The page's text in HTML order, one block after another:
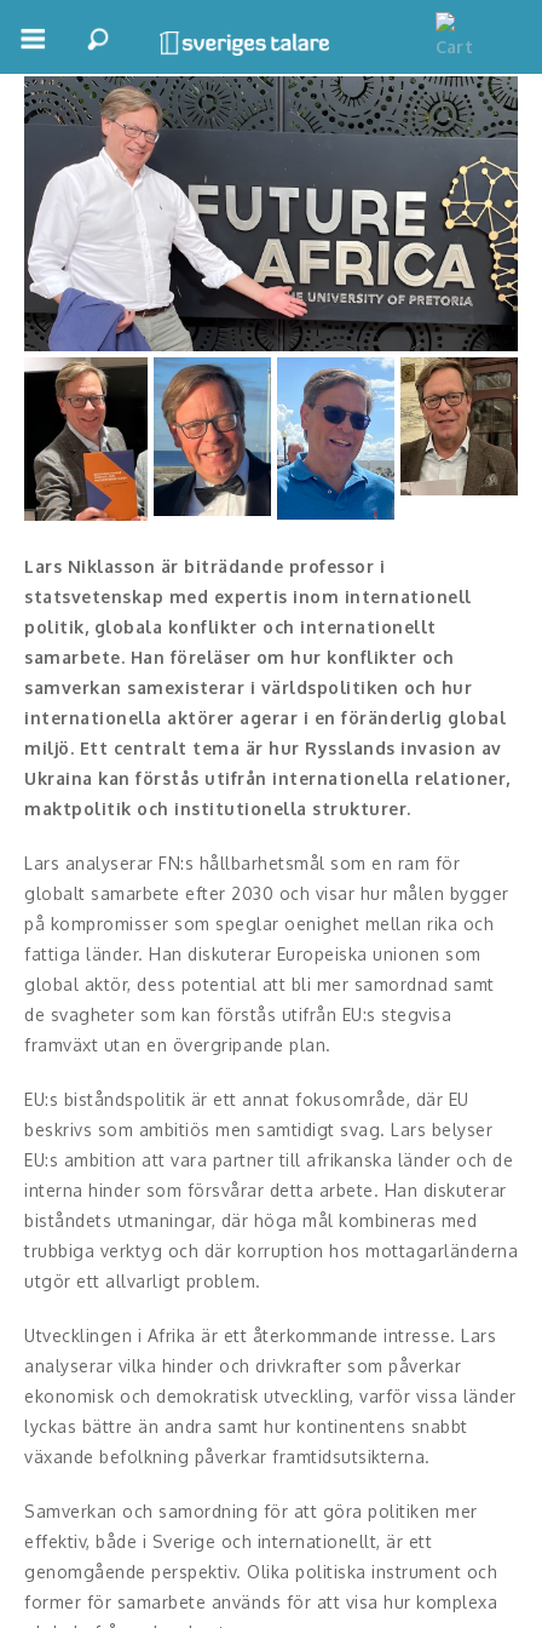
Boka ett möte
Samhällsnytta
Inspiration
Inspirerande Föreläsare
Personlig utveckling, målsättning
Life Stories & Trivsel
Keynote
Moderator, konferencier
Konferencier
Workshopledare, facilitator
Underhållning och event
Event
Humoristiska föredrag
Ljus och belysning
Komiker
Konst
Middagsunderhållning
Something a Little Different
Underhållning
Effektivitet, framgång
Framtid, trender
kundfokus
Förändring, organisation,
organisationsutveckling
Lars Niklasson
Lars Niklasson är biträdande professor i
statsvetenskap med expertis inom internationell
politik, globala konflikter och internationellt
samarbete. Han föreläser om hur konflikter och
samverkan samexisterar i världspolitiken och hur
internationella aktörer agerar i en föränderlig global
miljö. Ett centralt tema är hur Rysslands invasion av
Ukraina kan förstås utifrån internationella relationer,
maktpolitik och institutionella strukturer.
Lars analyserar FN:s hållbarhetsmål som en ram för
globalt samarbete efter 2030 och visar hur målen bygger
på kompromisser som speglar oenighet mellan rika och
fattiga länder. Han diskuterar Europeiska unionen som
global aktör, dess potential att bli mer samordnad samt
de svagheter som kan förstås utifrån EU:s stegvisa
framväxt utan en övergripande plan.
EU:s biståndspolitik är ett annat fokusområde, där EU
beskrivs som ambitiös men samtidigt svag. Lars belyser
EU:s ambition att vara partner till afrikanska länder och de
interna hinder som försvårar detta arbete. Han diskuterar
biståndets utmaningar, där höga mål kombineras med
trubbiga verktyg och där korruption hos mottagarländerna
utgör ett allvarligt problem.
Utvecklingen i Afrika är ett återkommande intresse. Lars
analyserar vilka hinder och drivkrafter som påverkar
ekonomisk och demokratisk utveckling, varför vissa länder
lyckas bättre än andra samt hur kontinentens snabbt
växande befolkning påverkar framtidsutsikterna.
Samverkan och samordning för att göra politiken mer
effektiv, både i Sverige och internationellt, är ett
genomgående perspektiv. Olika politiska instrument och
former för samarbete används för att visa hur komplexa